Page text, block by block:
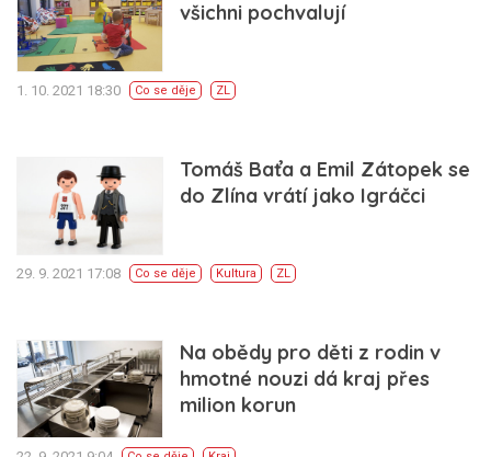
všichni pochvalují
1. 10. 2021 18:30 Co se děje ZL
Tomáš Baťa a Emil Zátopek se
do Zlína vrátí jako Igráčci
29. 9. 2021 17:08 Co se děje Kultura ZL
Na obědy pro děti z rodin v
hmotné nouzi dá kraj přes
milion korun